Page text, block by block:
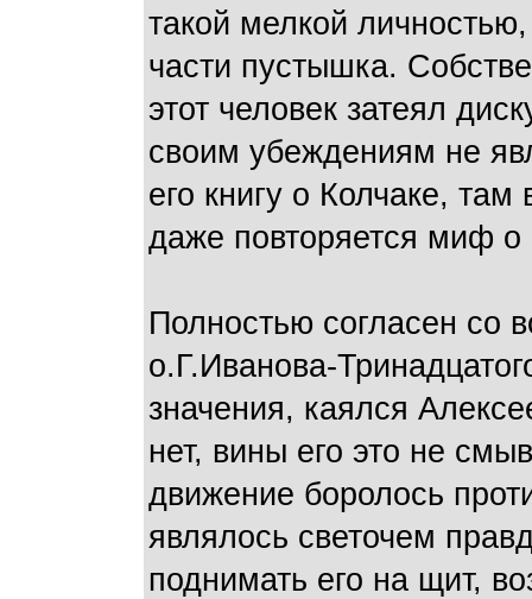
такой мелкой
части пустышка.
этот человек затеял
своим убеждениям не
его книгу о Колчаке,
даже повторяется миф о
Полностью согласен со
о.Г.Иванова-
значения, каялся
нет, вины его это не
движение боролось
являлось светочем
поднимать его на щит,